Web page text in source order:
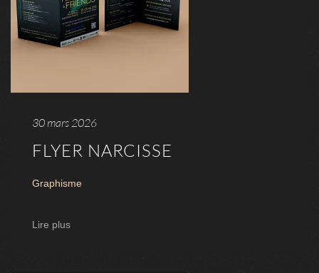
30 mars 2026
FLYER NARCISSE
Graphisme
Lire plus